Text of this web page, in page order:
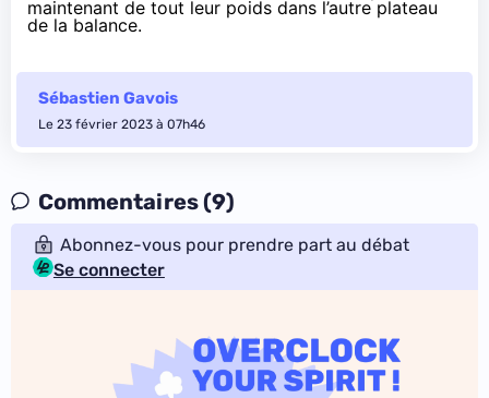
maintenant de tout leur poids dans l’autre plateau
de la balance.
Sébastien Gavois
Le 23 février 2023 à 07h46
Commentaires (9)
Abonnez-vous pour prendre part au débat
Se connecter